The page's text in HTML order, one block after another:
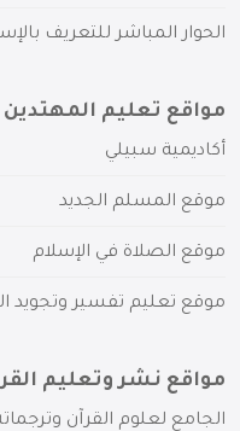
الحوار المباشر للتعريف
مواقع تعليم المهتدين
أكاديمية سبيلي
موقع المسلم الجديد
موقع الصلاة في الإسلام
موقع تعليم تفسير وتجويد
مواقع نشر وتعليم
الجامع لعلوم القرآن